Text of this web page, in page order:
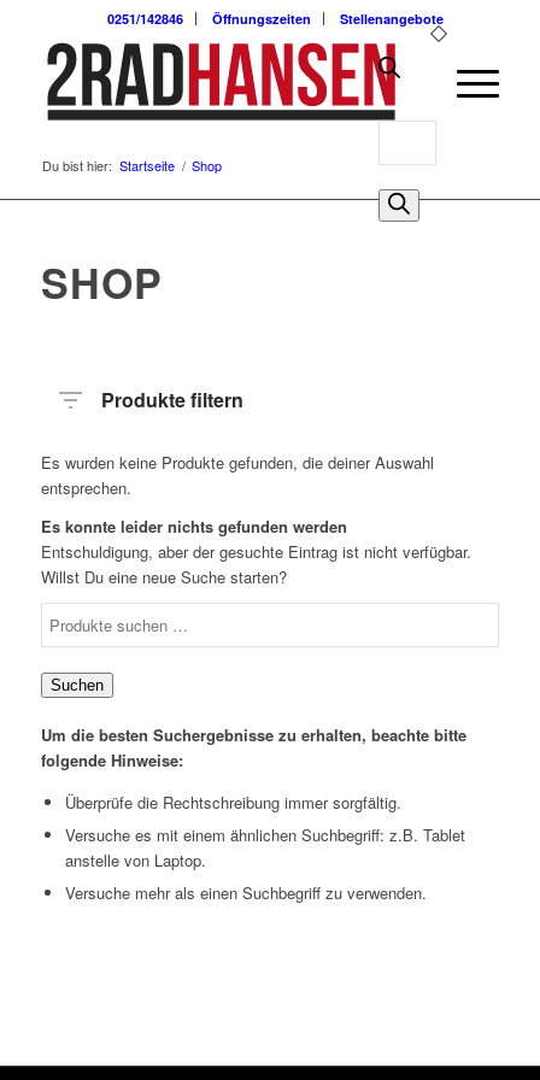
0251/142846 Öffnungszeiten Stellenangebote
0
Du bist hier: Startseite / Shop
SHOP
Produkte filtern
Es wurden keine Produkte gefunden, die deiner Auswahl
entsprechen.
Es konnte leider nichts gefunden werden
Entschuldigung, aber der gesuchte Eintrag ist nicht verfügbar.
Willst Du eine neue Suche starten?
Suchen
Um die besten Suchergebnisse zu erhalten, beachte bitte
folgende Hinweise:
Überprüfe die Rechtschreibung immer sorgfältig.
Versuche es mit einem ähnlichen Suchbegriff: z.B. Tablet
anstelle von Laptop.
Versuche mehr als einen Suchbegriff zu verwenden.